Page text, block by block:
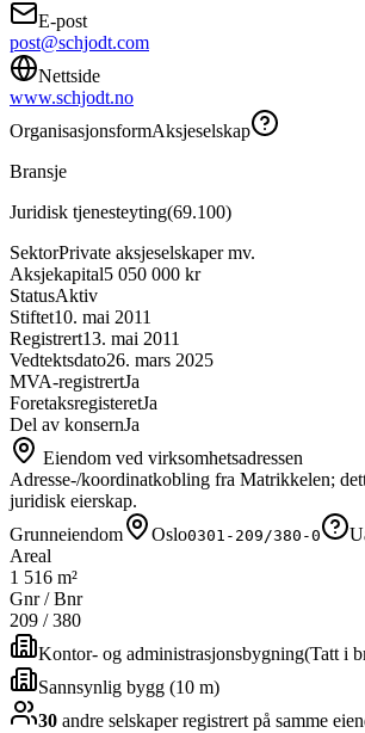
E-post
post@schjodt.com
Nettside
www.schjodt.no
OrganisasjonsformAksjeselskap
Bransje
Juridisk tjenesteyting(69.100)
SektorPrivate aksjeselskaper mv.
Aksjekapital5 050 000 kr
StatusAktiv
Stiftet10. mai 2011
Registrert13. mai 2011
Vedtektsdato26. mars 2025
MVA-registrertJa
ForetaksregisteretJa
Del av konsernJa
Eiendom ved virksomhetsadressen
Adresse-/koordinatkobling fra Matrikkelen;
juridisk eierskap.
Grunneiendom
Oslo0301-209/380-0
Areal
1 516 m²
Gnr / Bnr
209 /380
Kontor- og administrasjonsbygning(Tatt i
Sannsynlig bygg (10 m)
30 andre selskaperregistrert på samme